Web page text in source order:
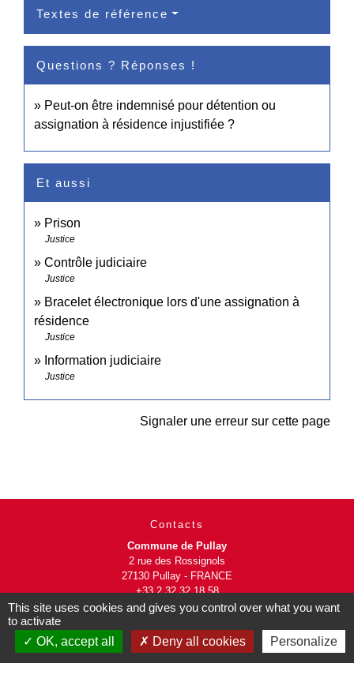
Textes de référence
Questions ? Réponses !
Peut-on être indemnisé pour détention ou
assignation à résidence injustifiée ?
Et aussi
Prison
Justice
Contrôle judiciaire
Justice
Bracelet électronique lors d'une assignation à
résidence
Justice
Information judiciaire
Justice
Signaler une erreur sur cette page
Contacts
Commune de Pullay
2 rue des Rossignols
27130 Pullay - FRANCE
+33 2 32 32 18 58
www.pullay.fr
This site uses cookies and gives you control over what you want
to activate
OK, accept all
Deny all cookies Personalize